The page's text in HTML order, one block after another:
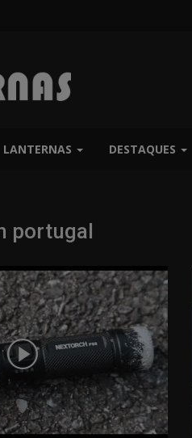
LANTERNAS DESTAQUES
portugal